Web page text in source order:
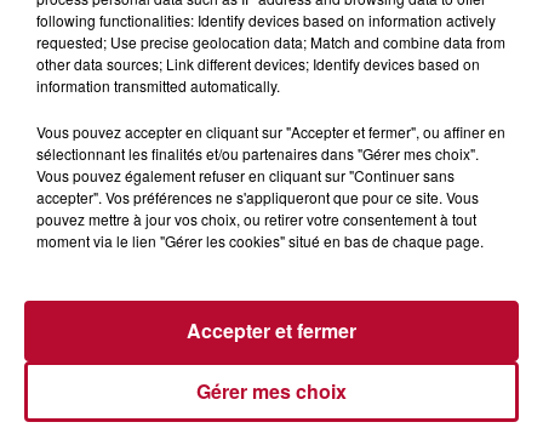
NOS IDÉES DE SORTIE POUR CE WEEK-END
Comme tous les vendredis, voici une petite sélection des
following functionalities: Identify devices based on information actively
requested; Use precise geolocation data; Match and combine data from
other data sources; Link different devices; Identify devices based on
information transmitted automatically.
Vous pouvez accepter en cliquant sur "Accepter et fermer", ou affiner en
sélectionnant les finalités et/ou partenaires dans "Gérer mes choix".
Vous pouvez également refuser en cliquant sur "Continuer sans
accepter". Vos préférences ne s'appliqueront que pour ce site. Vous
pouvez mettre à jour vos choix, ou retirer votre consentement à tout
moment via le lien "Gérer les cookies" situé en bas de chaque page.
Gérer mes choix
Accepter et fermer